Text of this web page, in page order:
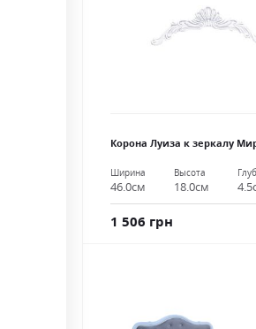
Корона Луиза к зеркалу
Ширина
46.0см
Высота
18.0см
1 506 грн